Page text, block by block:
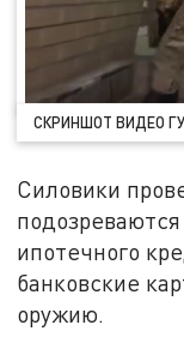
СКРИНШОТ ВИДЕО
Силовики
ипотечного
банковские
оружию.